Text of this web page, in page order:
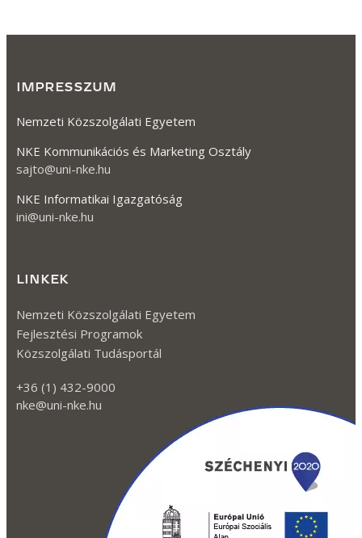
IMPRESSZUM
Nemzeti Közszolgálati Egyetem
NKE Kommunikációs és Marketing Osztály
sajto@uni-nke.hu
NKE Informatikai Igazgatóság
ini@uni-nke.hu
LINKEK
Nemzeti Közszolgálati Egyetem
Fejlesztési Programok
Közszolgálati Tudásportál
+36 (1) 432-9000
nke@uni-nke.hu
Kövessen minket a Facebook-on
Kövessen minket az TikTok-on!
Kövessen minket az Instagram-mon
Kövessen minket a Twitter-en
Kövessen minket a YouTube-on